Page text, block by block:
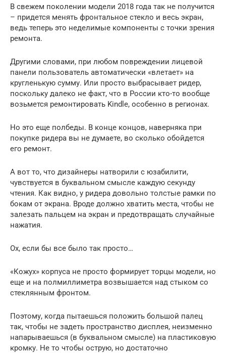
В свежем поколении модели 2018 года так не получится
– придется менять фронтальное стекло и весь экран,
ведь теперь это неделимые компоненты с точки зрения
ремонта.
Другими словами, при любом повреждении лицевой
панели пользователь автоматически «влетает» на
кругленькую сумму. Или просто выбрасывает ридер,
поскольку далеко не факт, что в России кто-то вообще
возьмется ремонтировать Kindle, особенно в регионах.
Но это еще полбеды. В конце концов, наверняка при
покупке ридера вы не думаете, во сколько обойдется
его ремонт.
А вот то, что дизайнеры натворили с юзабилити,
чувствуется в буквальном смысле каждую секунду
чтения. Как видно, у ридера довольно толстые рамки по
бокам от экрана. Вроде должно хватить места, чтобы не
залезать пальцем на экран и предотвращать случайные
нажатия.
Ох, если бы все было так просто…
«Кожух» корпуса не просто формирует торцы модели, но
еще и на полмиллиметра возвышается над стыком со
стеклянным фронтом.
Поэтому, когда пытаешься положить большой палец
так, чтобы не задеть пространство дисплея, неизменно
напарываешься (в буквальном смысле) на пластиковую
кромку. Не то чтобы острую, но достаточно